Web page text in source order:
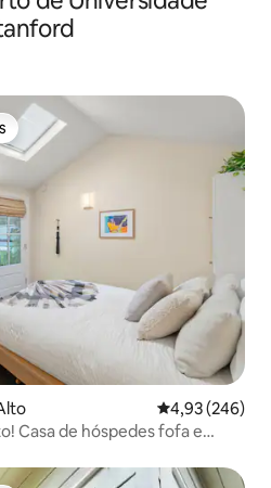
dos hóspedes
4,93 de uma
4,93 (246)
Casa de hóspedes fofa e